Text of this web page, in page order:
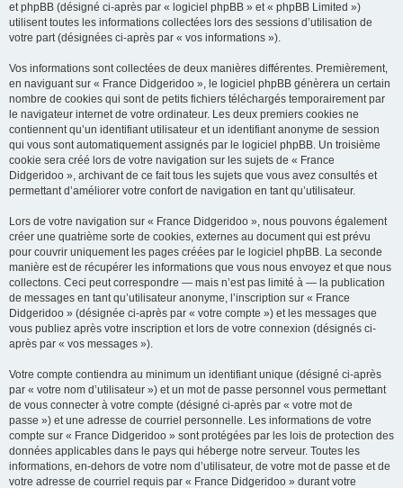
et phpBB (désigné ci-après par « logiciel phpBB » et « phpBB Limited »)
utilisent toutes les informations collectées lors des sessions d’utilisation de
votre part (désignées ci-après par « vos informations »).
Vos informations sont collectées de deux manières différentes. Premièrement,
en naviguant sur « France Didgeridoo », le logiciel phpBB génèrera un certain
nombre de cookies qui sont de petits fichiers téléchargés temporairement par
le navigateur internet de votre ordinateur. Les deux premiers cookies ne
contiennent qu’un identifiant utilisateur et un identifiant anonyme de session
qui vous sont automatiquement assignés par le logiciel phpBB. Un troisième
cookie sera créé lors de votre navigation sur les sujets de « France
Didgeridoo », archivant de ce fait tous les sujets que vous avez consultés et
permettant d’améliorer votre confort de navigation en tant qu’utilisateur.
Lors de votre navigation sur « France Didgeridoo », nous pouvons également
créer une quatrième sorte de cookies, externes au document qui est prévu
pour couvrir uniquement les pages créées par le logiciel phpBB. La seconde
manière est de récupérer les informations que vous nous envoyez et que nous
collectons. Ceci peut correspondre — mais n’est pas limité à — la publication
de messages en tant qu’utilisateur anonyme, l’inscription sur « France
Didgeridoo » (désignée ci-après par « votre compte ») et les messages que
vous publiez après votre inscription et lors de votre connexion (désignés ci-
après par « vos messages »).
Votre compte contiendra au minimum un identifiant unique (désigné ci-après
par « votre nom d’utilisateur ») et un mot de passe personnel vous permettant
de vous connecter à votre compte (désigné ci-après par « votre mot de
passe ») et une adresse de courriel personnelle. Les informations de votre
compte sur « France Didgeridoo » sont protégées par les lois de protection des
données applicables dans le pays qui héberge notre serveur. Toutes les
informations, en-dehors de votre nom d’utilisateur, de votre mot de passe et de
votre adresse de courriel requis par « France Didgeridoo » durant votre